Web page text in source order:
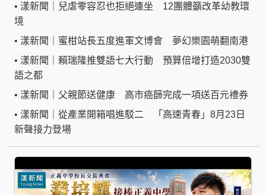
• 漾新聞｜兒虐零容忍也拒絕連坐 12團體籲改革幼教環
境
• 漾新聞｜蜜柑站長五度進軍文博會 夢幻樂園萌翻南港
• 漾新聞｜賴瑞隆推雙語七大行動 預算倍增打造2030雙
語之都
• 漾新聞｜父親節送健康 高市癌篩完成一項送百元禮券
• 漾新聞｜從產業開箱唱進駁二 「高速青春」8月23日
新聲接力登場